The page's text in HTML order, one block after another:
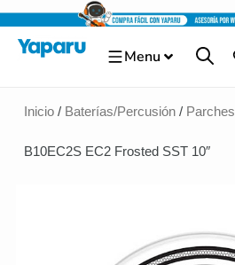
Ir
contenido
Menu
Inicio/ Baterías/Percusión/ Parches
B10EC2S EC2 Frosted SST 10″